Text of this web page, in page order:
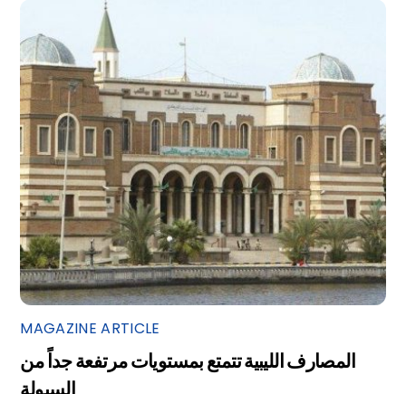
MAGAZINE ARTICLE
المصارف الليبية تتمتع بمستويات مرتفعة جداً من
السيولة